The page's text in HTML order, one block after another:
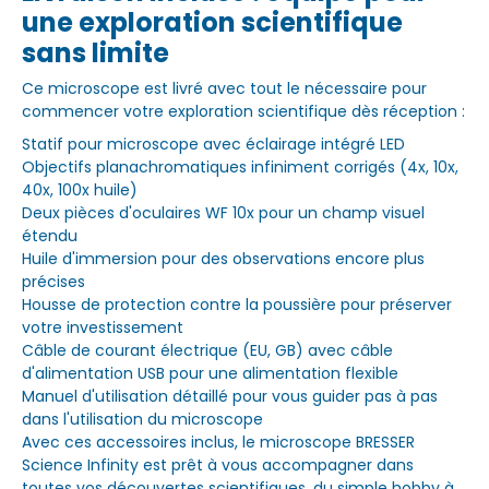
une exploration scientifique
sans limite
Ce microscope est livré avec tout le nécessaire pour
commencer votre exploration scientifique dès réception :
Statif pour microscope avec éclairage intégré LED
Objectifs planachromatiques infiniment corrigés (4x, 10x,
40x, 100x huile)
Deux pièces d'oculaires WF 10x pour un champ visuel
étendu
Huile d'immersion pour des observations encore plus
précises
Housse de protection contre la poussière pour préserver
votre investissement
Câble de courant électrique (EU, GB) avec câble
d'alimentation USB pour une alimentation flexible
Manuel d'utilisation détaillé pour vous guider pas à pas
dans l'utilisation du microscope
Avec ces accessoires inclus, le microscope BRESSER
Science Infinity est prêt à vous accompagner dans